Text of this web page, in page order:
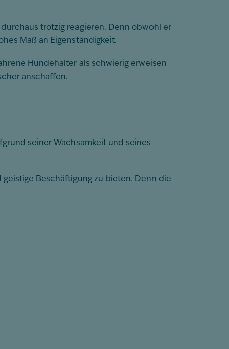
trotzig reagieren. Denn obwohl er
Maß an Eigenständigkeit.
Hundehalter als schwierig erweisen
anschaffen.
seiner Wachsamkeit und seines
Beschäftigung zu bieten. Denn die